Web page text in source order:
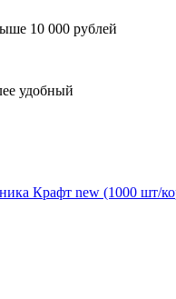
10 000 рублей
удобный
Крафт new (1000 шт/